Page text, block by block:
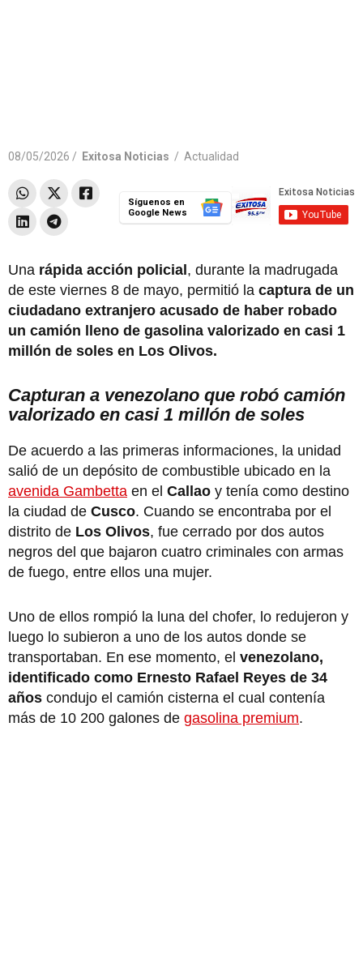
08/05/2026 / Exitosa Noticias / Actualidad
Síguenos en
Google News
Una rápida acción policial, durante la madrugada
de este viernes 8 de mayo, permitió la captura de un
ciudadano extranjero acusado de haber robado
un camión lleno de gasolina valorizado en casi 1
millón de soles en Los Olivos.
Capturan a venezolano que robó camión
valorizado en casi 1 millón de soles
De acuerdo a las primeras informaciones, la unidad
salió de un depósito de combustible ubicado en la
avenida Gambetta en el Callao y tenía como destino
la ciudad de Cusco. Cuando se encontraba por el
distrito de Los Olivos, fue cerrado por dos autos
negros del que bajaron cuatro criminales con armas
de fuego, entre ellos una mujer.
Uno de ellos rompió la luna del chofer, lo redujeron y
luego lo subieron a uno de los autos donde se
transportaban. En ese momento, el venezolano,
identificado como Ernesto Rafael Reyes de 34
años condujo el camión cisterna el cual contenía
más de 10 200 galones de gasolina premium.